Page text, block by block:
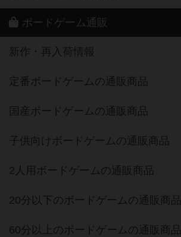
ボードゲーム通販
新作・再入荷情報
定番ボードゲームの通販商品
国産ボードゲームの通販商品
子供向けボードゲームの通販商品
2人用ボードゲームの通販商品
20分以下のボードゲームの通販商品
60分以上のボードゲームの通販商品